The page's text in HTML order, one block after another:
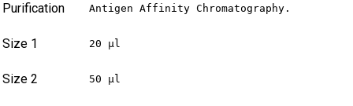
Purification Antigen Affinity Chromatography.
Size 1 20 µl
Size 2 50 µl